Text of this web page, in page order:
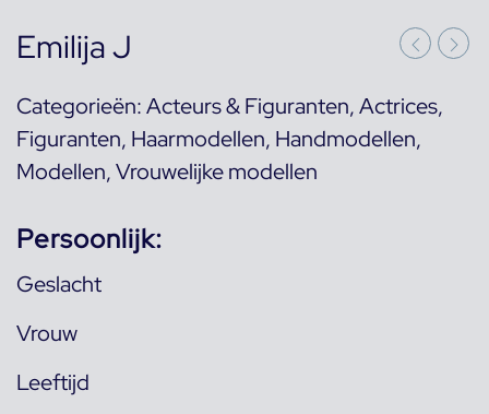
Emilija J
Categorieën:Acteurs & Figuranten,Actrices,
Figuranten, Haarmodellen, Handmodellen,
Modellen,Vrouwelijke modellen
Persoonlijk:
Geslacht
Vrouw
Leeftijd